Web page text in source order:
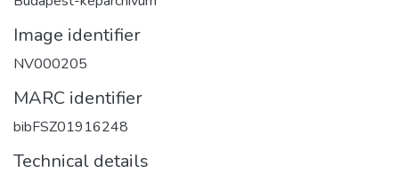
Image identifier
NV000205
MARC identifier
bibFSZ01916248
Technical details